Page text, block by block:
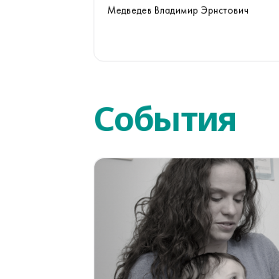
Медведев Владимир Эрнстович
События